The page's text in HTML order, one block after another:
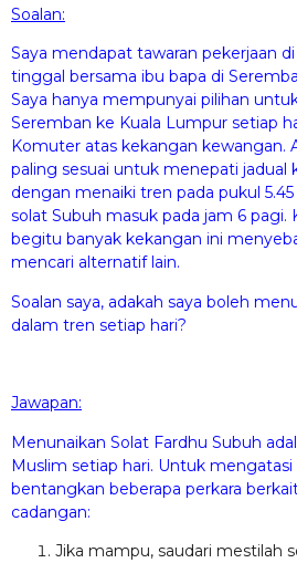
Soalan:
Saya mendapat tawaran pekerjaan
tinggal bersama ibu bapa di
Saya hanya mempunyai pilihan
Seremban ke Kuala Lumpur setiap
Komuter atas kekangan kewangan.
paling sesuai untuk menepati jadual
dengan menaiki tren pada pukul
solat Subuh masuk pada jam 6 pagi.
begitu banyak kekangan ini
mencari alternatif lain.
Soalan saya, adakah saya boleh
dalam tren setiap hari?
Jawapan:
Menunaikan Solat Fardhu Subuh
Muslim setiap hari. Untuk mengatasi
bentangkan beberapa perkara
cadangan:
Jika mampu, saudari mestilah